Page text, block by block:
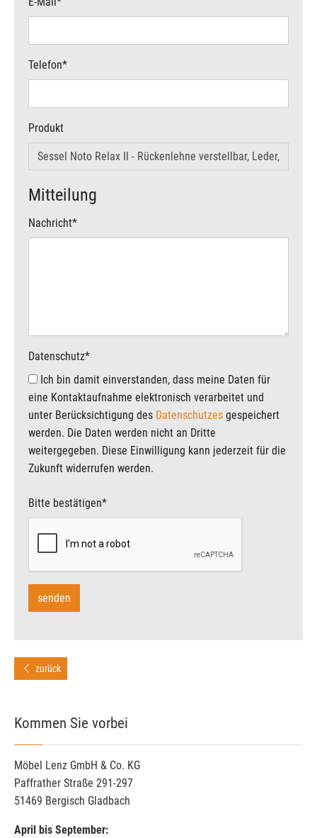
Telefon*
Produkt
Mitteilung
Nachricht*
Datenschutz*
eine Kontaktaufnahme elektronisch verarbeitet und
unter Berücksichtigung des Datenschutzes gespeichert
werden. Die Daten werden nicht an Dritte
weitergegeben. Diese Einwilligung kann jederzeit für die
Zukunft widerrufen werden.
Bitte bestätigen*
zurück
Kommen Sie vorbei
Möbel Lenz GmbH & Co. KG
Paffrather Straße 291-297
51469 Bergisch Gladbach
April bis September: